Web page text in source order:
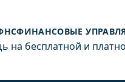
ФИНАНСОВЫЕ
на бесплатной и